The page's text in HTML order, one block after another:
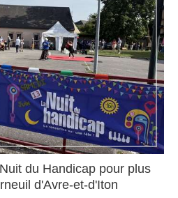
du Handicap pour plus
d'Avre-et-d'Iton